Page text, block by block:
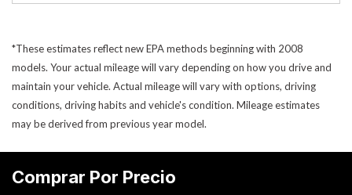
*These estimates reflect new EPA methods beginning with 2008
models. Your actual mileage will vary depending on how you drive and
maintain your vehicle. Actual mileage will vary with options, driving
conditions, driving habits and vehicle's condition. Mileage estimates
may be derived from previous year model.
Comprar Por Precio